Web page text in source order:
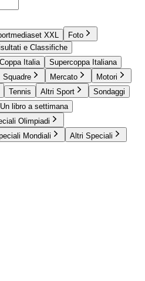
XXL
Foto
e Classifiche
Coppa Italia
Supercoppa Italiana
Squadre Mercato
Motori
Tennis Altri Sport
Sondaggi
Un libro a settimana
Olimpiadi
Mondiali Altri Speciali